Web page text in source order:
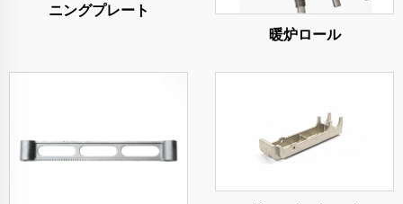
ニングプレート
暖炉ロール